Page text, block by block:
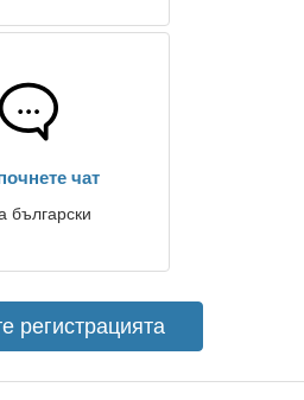
чат
български
регистрацията